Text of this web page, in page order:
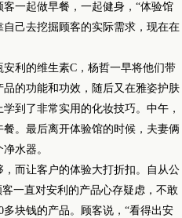
一起做早餐，一起健身，“体验馆
己去挖掘顾客的实际需求，现在在
利的维生素C，杨哲一早将他们带
的功能和功效，随后又在雅姿护肤
到了非常实用的化妆技巧。中午，
。最后离开体验馆的时候，夫妻俩
水器。
而让客户的体验大打折扣。自从公
一直对安利的产品心存疑虑，不敢
块钱的产品。顾客说，“看得出安